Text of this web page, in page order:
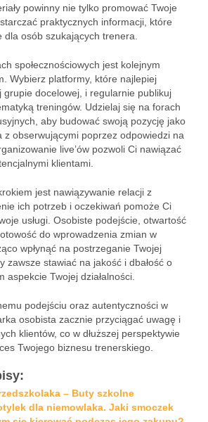
powinny nie tylko promować Twoje
praktycznych informacji, które
dla osób szukających trenera.
społecznościowych jest kolejnym
Wybierz platformy, które najlepiej
grupie docelowej, i regularnie publikuj
treningów. Udzielaj się na forach
aby budować swoją pozycję jako
z obserwującymi poprzez odpowiedzi na
live’ów pozwoli Ci nawiązać
klientami.
jest nawiązywanie relacji z
ich potrzeb i oczekiwań pomoże Ci
usługi. Osobiste podejście, otwartość
do wprowadzenia zmian w
wpłynąć na postrzeganie Twojej
zawsze stawiać na jakość i dbałość o
aspekcie Twojej działalności.
podejściu oraz autentyczności w
osobista zacznie przyciągać uwagę i
klientów, co w dłuższej perspektywie
Twojego biznesu trenerskiego.
– Buty szkolne
dla niemowlaka. Jaki smoczek